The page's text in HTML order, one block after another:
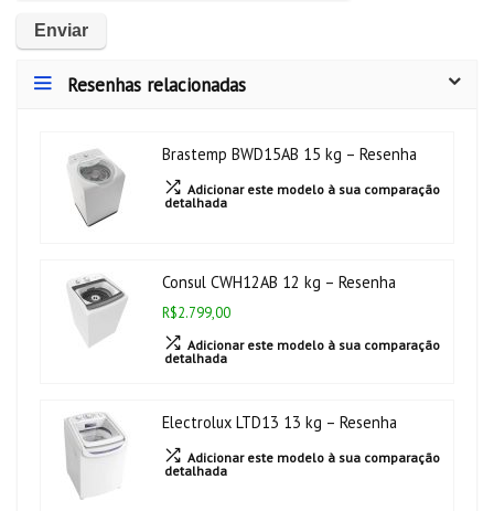
Resenhas relacionadas
Brastemp BWD15AB 15 kg – Resenha
Adicionar este modelo à sua comparação
detalhada
Consul CWH12AB 12 kg – Resenha
R$2.799,00
Adicionar este modelo à sua comparação
detalhada
Electrolux LTD13 13 kg – Resenha
Adicionar este modelo à sua comparação
detalhada